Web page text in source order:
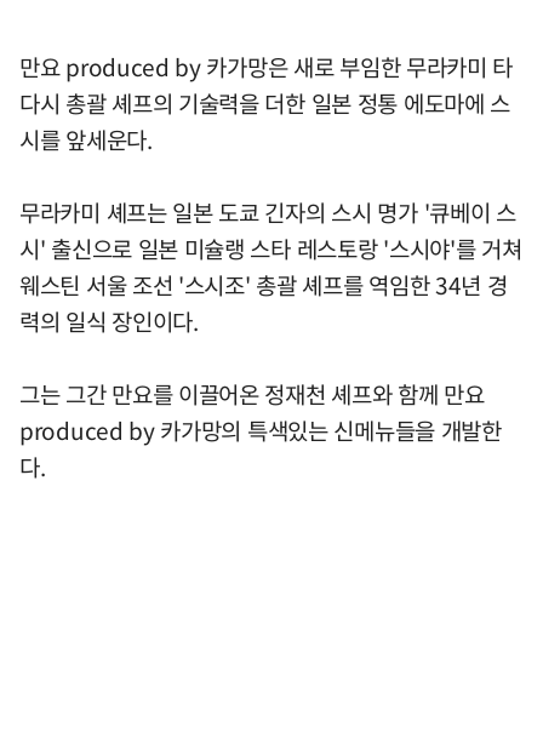
만요 produced by 카가망은 새로 부임한 무라카미 타
다시 총괄 셰프의 기술력을 더한 일본 정통 에도마에 스
시를 앞세운다.
무라카미 셰프는 일본 도쿄 긴자의 스시 명가 '큐베이 스
시' 출신으로 일본 미슐랭 스타 레스토랑 '스시야'를 거쳐
웨스틴 서울 조선 '스시조' 총괄 셰프를 역임한 34년 경
력의 일식 장인이다.
그는 그간 만요를 이끌어온 정재천 셰프와 함께 만요
produced by 카가망의 특색있는 신메뉴들을 개발한
다.